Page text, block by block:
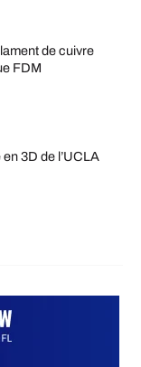
de cuivre
FDM
3D de l’UCLA